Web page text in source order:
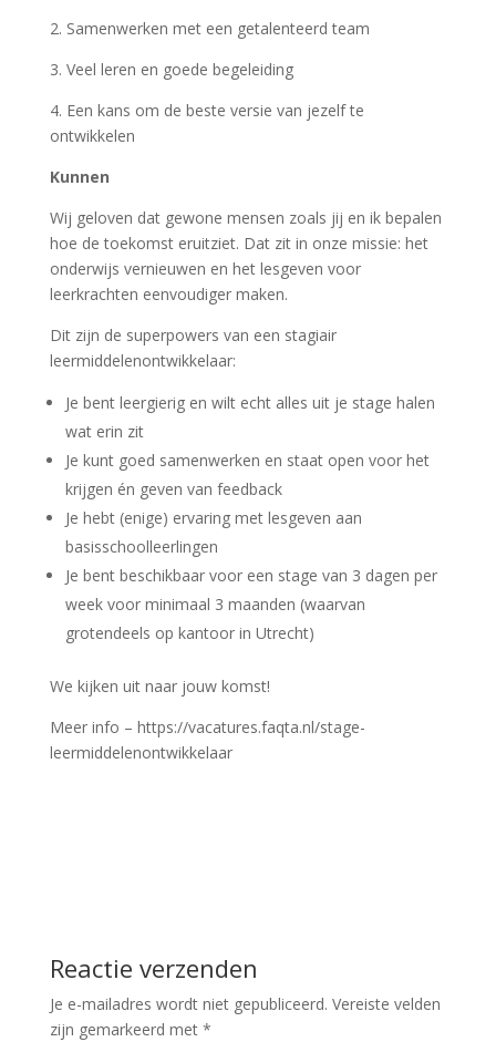
2. Samenwerken met een getalenteerd team
3. Veel leren en goede begeleiding
4. Een kans om de beste versie van jezelf te
ontwikkelen
Kunnen
Wij geloven dat gewone mensen zoals jij en ik bepalen
hoe de toekomst eruitziet. Dat zit in onze missie: het
onderwijs vernieuwen en het lesgeven voor
leerkrachten eenvoudiger maken.
Dit zijn de superpowers van een stagiair
leermiddelenontwikkelaar:
Je bent leergierig en wilt echt alles uit je stage halen
wat erin zit
Je kunt goed samenwerken en staat open voor het
krijgen én geven van feedback
Je hebt (enige) ervaring met lesgeven aan
basisschoolleerlingen
Je bent beschikbaar voor een stage van 3 dagen per
week voor minimaal 3 maanden (waarvan
grotendeels op kantoor in Utrecht)
We kijken uit naar jouw komst!
Meer info – https://vacatures.faqta.nl/stage-
leermiddelenontwikkelaar
Reactie verzenden
Je e-mailadres wordt niet gepubliceerd. Vereiste velden
zijn gemarkeerd met *